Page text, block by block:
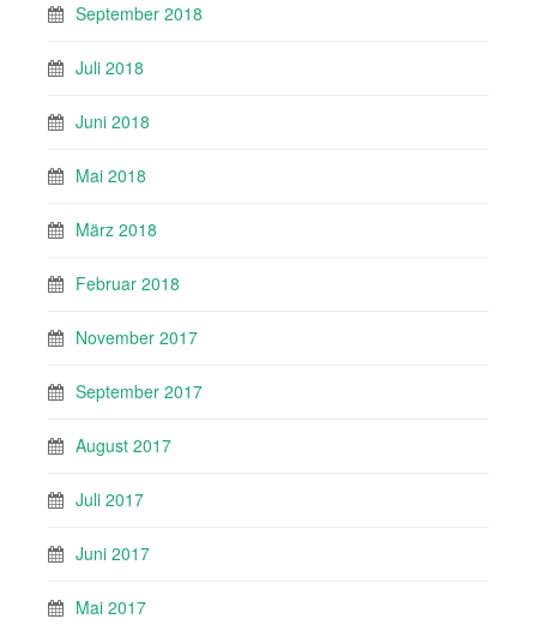
September 2018
Juli 2018
Juni 2018
Mai 2018
März 2018
Februar 2018
November 2017
September 2017
August 2017
Juli 2017
Juni 2017
Mai 2017